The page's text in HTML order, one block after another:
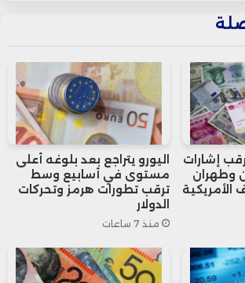
المستهلكين الأساسي
2.4%، مما عزز الانخفاضات في
ذلك، كانت تصريحات محافظ
الأمريكي جيروم باول
التي دفعت الدولار للهبوط
حيث أبدى باول استعدادًا
الفائدة عند
وهو ما أثار المخاوف
إشارات
وطهران
الأمريكية
اليورو يتراجع بعد بلوغه أعلى
مستوى في أسابيع وسط
ترقب تطورات هرمز وتحركات
الدولار
منذ 7 ساعات